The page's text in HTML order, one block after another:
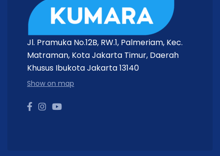
Jl. Pramuka No.12B, RW.1, Palmeriam, Kec.
Matraman, Kota Jakarta Timur, Daerah
Khusus Ibukota Jakarta 13140
Show on map